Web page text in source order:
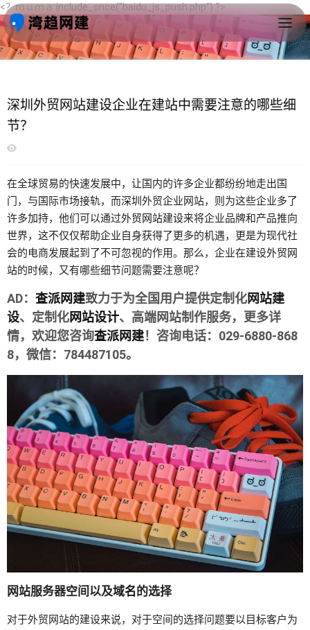
<？ｍｕｍａ include_once("baidu_js_push.php") ?>
深圳外贸网站建设企业在建站中需要注意的哪些细
节？
在全球贸易的快速发展中，让国内的许多企业都纷纷地走出国
门，与国际市场接轨，而深圳 外贸企业网站，则为这些企业多了
许多加持，他们可以通过外贸网站建设来将企业品牌和产品推向
世界，这不仅仅帮助企业自身获得了更多的机遇，更是为现代社
会的电商发展起到了不可忽视的作用。那么，企业在建设外贸网
站的时候，又有哪些细节问题需要注意呢？
AD： 查派网建致力于为全国用户提供定制化网站建
设、定制化网站设计、高端网站制作服务，更多详
情，欢迎您咨询查派网建！咨询电话：029-6880-868
8，微信：784487105。
网站服务器空间以及域名的选择
对于外贸网站的建设来说，对于空间的选择问题要以目标客户为